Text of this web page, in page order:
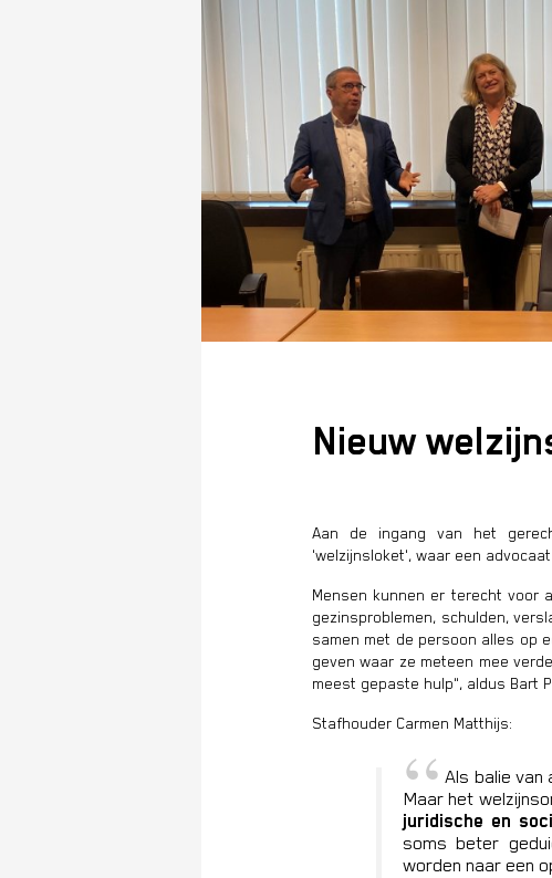
Nieuw
Aan de ingang van het
'welzijnsloket', waar een
Mensen kunnen er terecht voor
gezinsproblemen, schulden,
samen met de persoon alles op
geven waar ze meteen mee
meest gepaste hulp", aldus Bart
Stafhouder Carmen Matthijs:
Als balie van
Maar het
juridische en
soms beter
worden naar een